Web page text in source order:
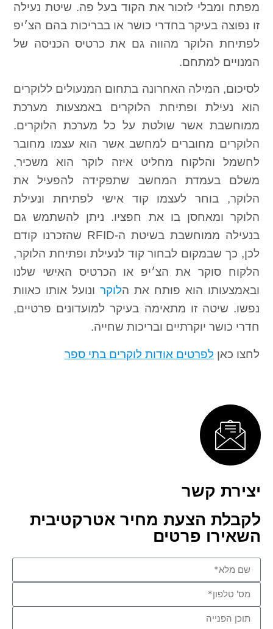
מפתח ומבלי לזכור את הקוד בעל פה. שיטת נעילה
זו נפוצה בעיקר בחדרי כושר או בבריכות בהם הצ׳יפ
לפתיחת הלוקר מהווה גם את כרטיס הכניסה של
המנויים למתחם.
לסיכום, המילה האחרונה בתחום המנעולים ללוקרים
הוא נעילת ופתיחת הלוקרים באמצעות מערכת
ממוחשבת אשר שולטת על כל מערכת הלוקרים.
הלוקרים מחוברים למחשב אשר הוא עצמו מחובר
לחשמל והלקוח מחליט איזה לוקר הוא משכיר,
משלם בעמדת המחשב שתפקידה להפעיל את
הלוקר, בוחר לעצמו קוד אישי לפתיחת ונעילת
הלוקר ומאחסן בו את חפציו. ניתן להשתמש גם
בנעילה ממוחשבת בשיטת ה-RFID שהזכרנו קודם
לכן, כך שבמקום לבחור קוד לנעילת ופתיחת הלוקר,
הלקוח סוקר את הצ׳יפ או הכרטיס האישי שלנו
ובאמצעותו הוא פותח את הלוקרונועל אותו כאוות
נפשו. שיטה זו מתאימה בעיקר למועדונים פרטיים,
חדרי כושר יוקרתיים ובריכות שחייה.
לחצו כאןלפרטים אודות לוקרים בתי ספר
יצירת קשר
לקבלת הצעת מחיר אטרקטיבית
השאירו פרטים